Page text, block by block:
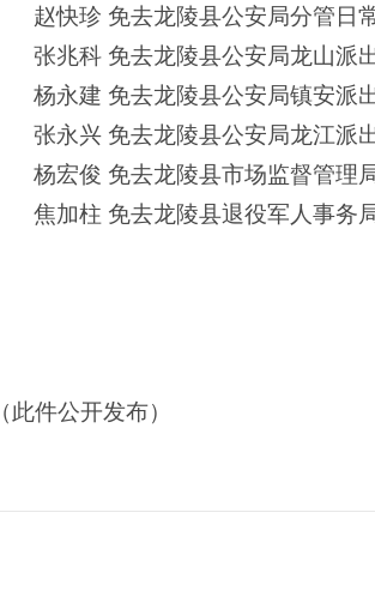
赵快珍 免去龙陵县公安局分管日
张兆科 免去龙陵县公安局龙山派
杨永建 免去龙陵县公安局镇安派
张永兴 免去龙陵县公安局龙江派
杨宏俊 免去龙陵县市场监督管理
焦加柱 免去龙陵县退役军人事务
（此件公开发布）